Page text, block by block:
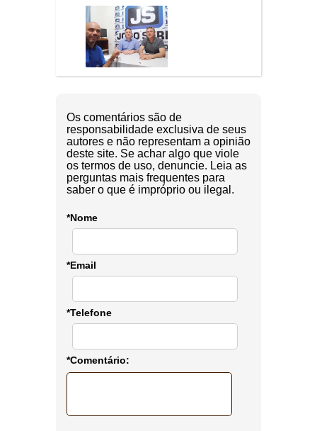
Os comentários são de
responsabilidade exclusiva de seus
autores e não representam a opinião
deste site. Se achar algo que viole
os termos de uso, denuncie. Leia as
perguntas mais frequentes para
saber o que é impróprio ou ilegal.
*Nome
*Email
*Telefone
*Comentário: